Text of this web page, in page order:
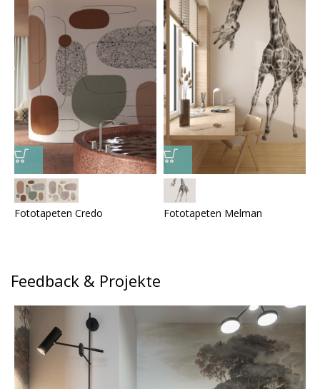
Fototapeten Credo Fototapeten Melman
Feedback & Projekte